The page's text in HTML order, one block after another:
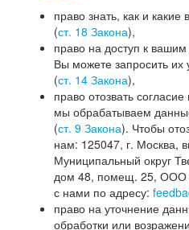
право знать, как и
(ст. 18 Закона),
право на доступ к
Вы можете запросить
(ст. 14 Закона),
право отозвать
мы обрабатываем
(ст. 9 Закона). Чтобы
нам: 125047, г. Москва,
Муниципальный округ
дом 48, помещ. 25, ООО
с нами по адресу:
право на уточнение
обработки или